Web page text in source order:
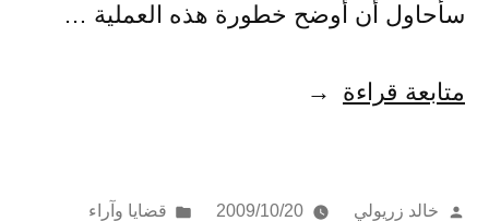
سأحاول أن أوضح خطورة هذه العملية …
متابعة قراءة “ماذا
تمّ
خالد زريولي 2009/10/20
نُشر
قضايا وآراء